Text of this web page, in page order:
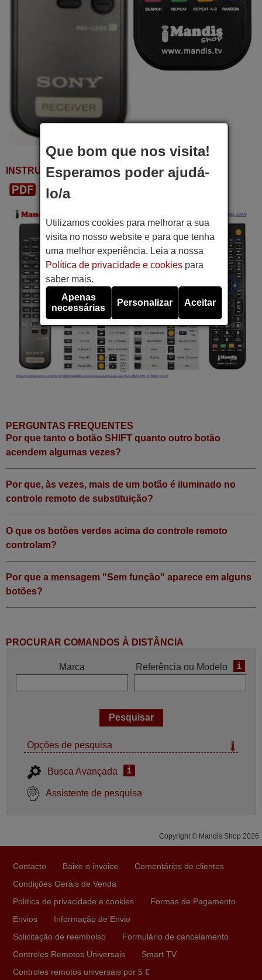
INSTRUÇÕES DE USO
Baixar PDF
PERGUNTAS FREQUENTES
Por que tanto o botão SHIFT quanto outro botão
acendem algumas vezes?
Por que, às vezes, mais de um botão é iluminado no
controle remoto de substituição?
O que os botões verdes acima do controle remoto
controlam?
Por que a mensagem "Sem função" aparece em alguns
botões?
PROCURAR COMANDOS À DISTÂNCIA
Marca Referência ou Modelo i
Opções de pesquisa
Busca Avançada i
Assistente de pesquisa
Copyright © Mandis Shop 2026
Contacto Baixe o invoice
Comentários de clientes
Condições Gerais de Venda
Política de privacidade e cookies
Formas de Pagamento
Envios
Informação de Envio
Solicitação de reembolso
Formulário de cancelamento
Controles Remotos Universais
Smart TV
Controles remotos universais por 5 €
Que bom que nos visita!
Esperamos poder ajudá-
lo/a
Utilizamos cookies para melhorar a sua
visita no nosso website e para que tenha
uma melhor experiência. Leia a nossa
Política de privacidade e cookies para
saber mais.
Apenas
necessárias
Personalizar Aceitar